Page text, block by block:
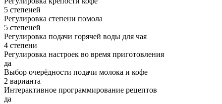
5 степеней
Регулировка степени помола
5 степеней
Регулировка подачи горячей воды для чая
4 степени
Регулировка настроек во время приготовления
да
Выбор очерёдности подачи молока и кофе
2 варианта
Интерактивное программирование рецептов
да